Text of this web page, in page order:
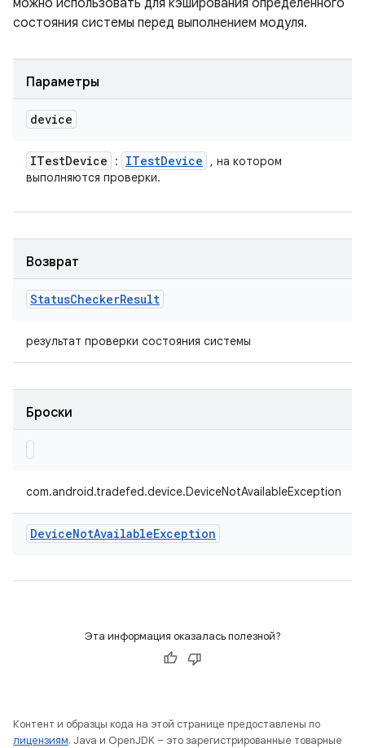
можно использовать для кэширования определенного
состояния системы перед выполнением модуля.
Параметры
device
ITestDevice : ITestDevice
, на котором
выполняются проверки.
Возврат
StatusCheckerResult
результат проверки состояния системы
Броски
com.android.tradefed.device.DeviceNotAvailableException
DeviceNotAvailableException
Эта информация оказалась полезной?
Контент и образцы кода на этой странице предоставлены по
лицензиям. Java и OpenJDK – это зарегистрированные товарные